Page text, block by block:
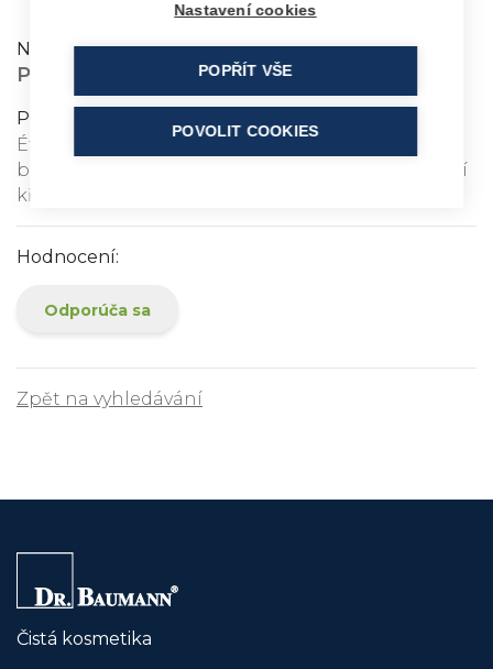
Název:
PINUS PINASTER OIL
Popis ingredience:
Éterický olej z pryskyřice borovice přímořské,
balzámový terpentýnový olej, relaxační, uvolňující
křeče
Hodnocení:
Odporúča sa
Zpět na vyhledávání
Čistá kosmetika
Nastavení cookies
POPŘÍT VŠE
POVOLIT COOKIES